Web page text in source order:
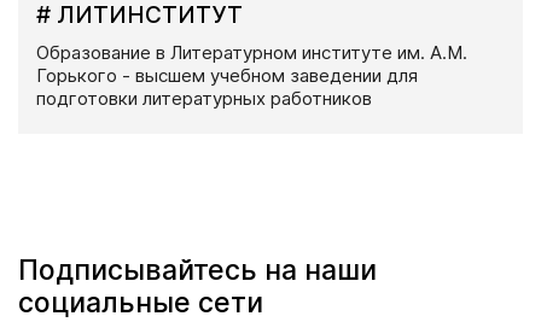
# ЛИТИНСТИТУТ
Образование в Литературном институте им. А.М.
Горького - высшем учебном заведении для
подготовки литературных работников
Подписывайтесь на наши
социальные сети